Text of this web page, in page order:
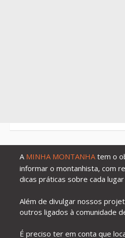
A MINHA MONTANHAtem o
informar o montanhista, com
dicas práticas sobre cada
Além de divulgar nossos
outros ligados à comunidade
É preciso ter em conta que